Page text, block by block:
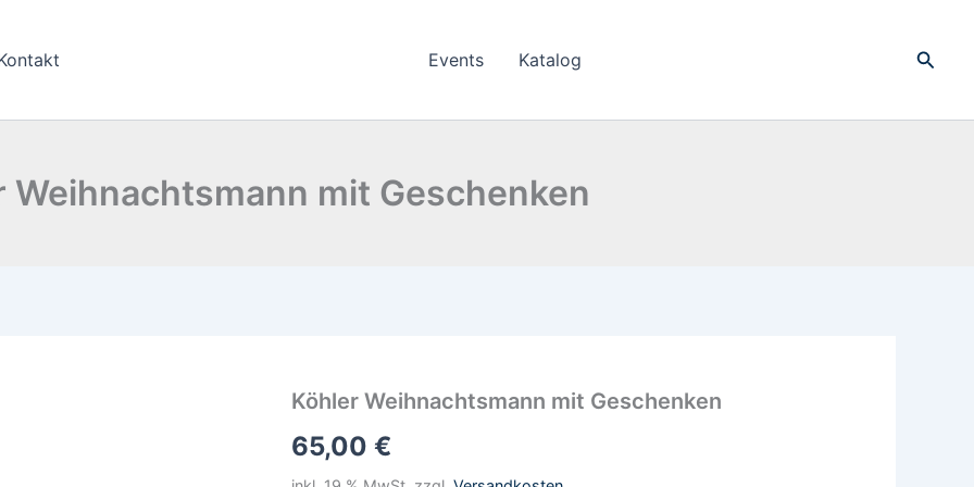
Events Katalog
Weihnachtsmann mit Geschenken
Köhler Weihnachtsmann mit Geschenken
65,00€
Köhler
mit
Geschenken